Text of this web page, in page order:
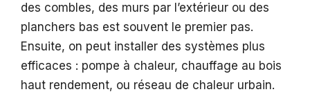
des combles, des murs par l’extérieur ou des
planchers bas est souvent le premier pas.
Ensuite, on peut installer des systèmes plus
efficaces : pompe à chaleur, chauffage au bois
haut rendement, ou réseau de chaleur urbain.